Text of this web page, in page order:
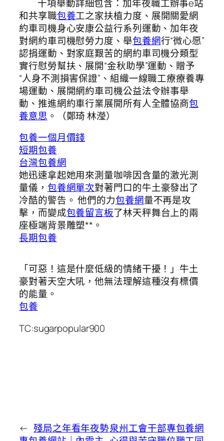
十項舉動詳細包含：加年夜職工辦事e站
和共享職包養工之家扶植力度、展開關愛網
約車司機身心安康公益行系列運動、加年夜
對網約車司機慰勞力度、舉包養網行“微心愿”
認捐運動、對家庭艱苦的網約車司機分類型
實行慰勞幫扶、展開“金秋助學”運動、贈予
“人身不測損害保證”、組織一線職工療療養專
場運動、展開網約車司機公益法令辦事舉
動、推進網約車行業展開所有人全體協商包
養意思 。（鄭琦 林瀅）
包養一個月價錢
短期包養
台灣包養網
她迅速拿起她用來測量咖啡因含量的激光測
量儀， 包養網單次對著門口的牛土豪發出了
冷酷的警告。 他們的力包養網量不再是攻
擊，而變成包養留言板了林天秤舞台上的兩
座極端背景雕塑**。
長期包養
「可惡！這是什麼低級的情緒干擾！」牛土
豪對著天空大吼，他無法理解這種沒有標價
的能量。
包養
TC:sugarpopular900
← 殘局之年看年夜勢泉州工會干部專包養網